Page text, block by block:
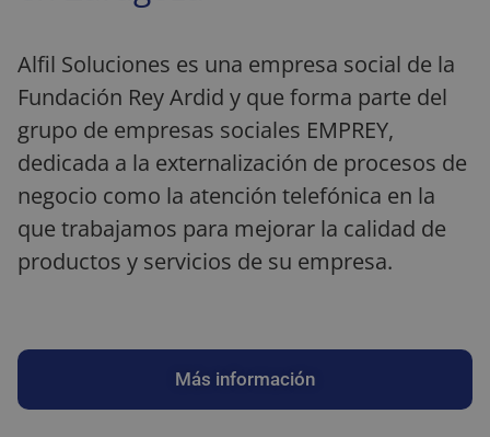
Alfil Soluciones es una empresa social de la
Fundación Rey Ardid y que forma parte del
grupo de empresas sociales EMPREY,
dedicada a la externalización de procesos de
negocio como la atención telefónica en la
que trabajamos para mejorar la calidad de
productos y servicios de su empresa.
Más información